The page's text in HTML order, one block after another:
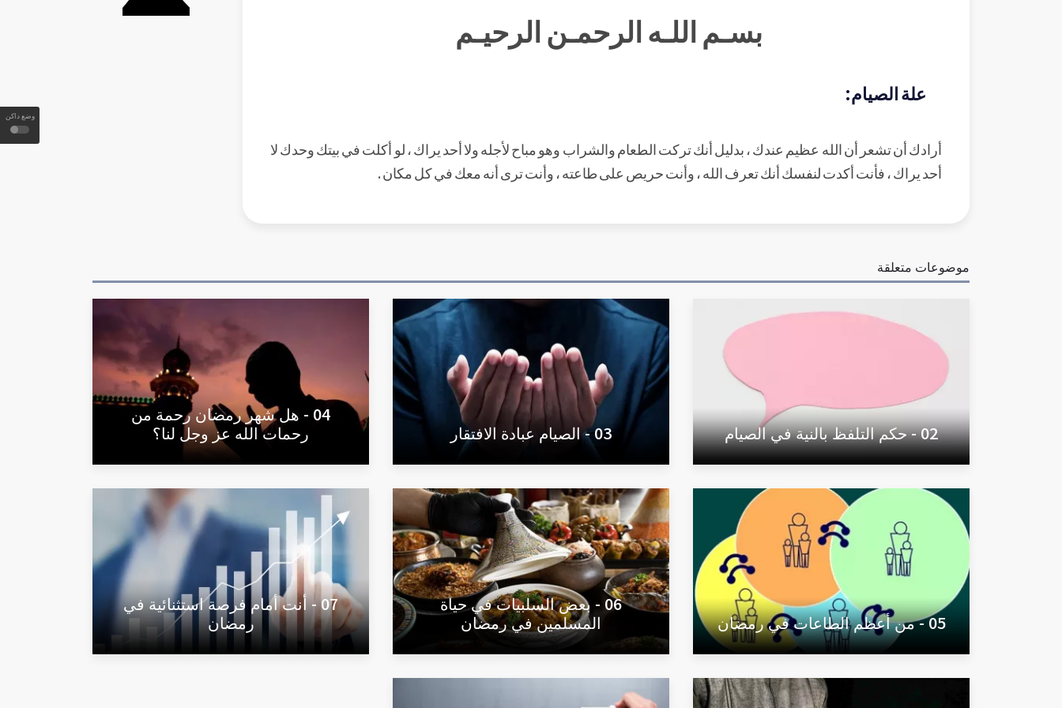
وضع داكن
بسـم اللـه الرحمـن الرحيـم
علة الصيام:
أرادك أن تشعر أن الله عظيم عندك ، بدليل أنك تركت الطعام والشراب وهو مباح لأجله ولا أحد يراك ، لو أكلت في بيتك وحدك لا
أحد يراك ، فأنت أكدت لنفسك أنك تعرف الله ، وأنت حريص على طاعته ، وأنت ترى أنه معك في كل مكان .
موضوعات متعلقة
02 - حكم التلفظ بالنية في الصيام 03 - الصيام عبادة الافتقار
04 - هل شهر رمضان رحمة من
رحمات الله عز وجل لنا؟
05 - من أعظم الطاعات في رمضان
06 - بعض السلبيات في حياة
المسلمين في رمضان
07 - أنت أمام فرصة استثنائية في
رمضان